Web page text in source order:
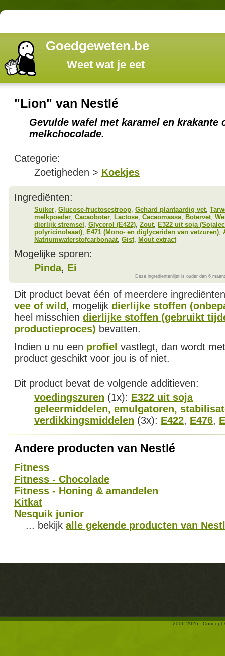
Goedgeweten.be
Weet wat je eet
"Lion" van Nestlé
Gevulde wafel met karamel en krakante
melkchocolade.
Categorie:
Zoetigheden > Koekjes
Ingrediënten:
Suiker Glucose-fructosestroop Gehard plantaardig vet
melkpoeder Cacaoboter Lactose Cacaomassa Botervet
dierlijk stremsel Glycerol (E422) Zout E322 uit soja
polyricinoleaat) E471 (Mono- en diglyceriden van vetzuren)
Natriumwaterstofcarbonaat Gist Mout extract
Mogelijke sporen:
Pinda, Ei
Deze ingrediëntenlijst is ouder dan 6
Dit product bevat één of meerdere
vee of wild, mogelijk dierlijke stoffen
heel misschien dierlijke stoffen (gebruikt
productieproces) bevatten.
Indien u nu een profiel vastlegt, dan wordt
product geschikt voor jou is of niet.
Dit product bevat de volgende additieven:
voedingszuren (1x): E322 uit soja
geleermiddelen, emulgatoren,
verdikkingsmiddelen (3x): E422, E476,
Andere producten van Nestlé
Fitness
Fitness - Chocolade
Fitness - Honing & amandelen
Kitkat
Nesquik junior
... bekijk alle gekende producten van
2006-2026 - Concept